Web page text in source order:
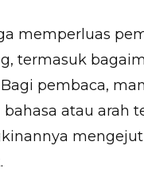
memperluas
termasuk
pembaca,
atau arah